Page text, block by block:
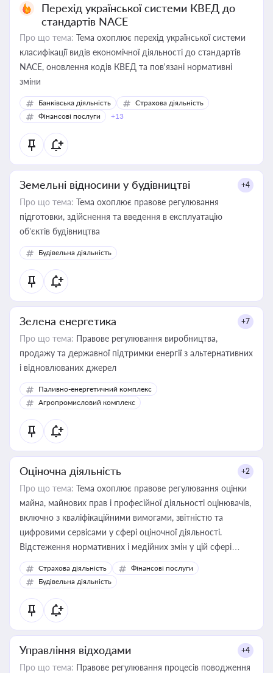
Перехід української системи КВЕД до
стандартів NACE
Про що тема: Тема охоплює перехід української системи
класифікації видів економічної діяльності до стандартів
NACE, оновлення кодів КВЕД та пов'язані нормативні
зміни
Банківська діяльність
Страхова діяльність
Фінансові послуги
+13
Земельні відносини у будівництві +4
Про що тема: Тема охоплює правове регулювання
підготовки, здійснення та введення в експлуатацію
об’єктів будівництва
Будівельна діяльність
Зелена енергетика +7
Про що тема: Правове регулювання виробництва,
продажу та державної підтримки енергії з альтернативних
і відновлюваних джерел
Паливно-енергетичний комплекс
Агропромисловий комплекс
Оціночна діяльність +2
Про що тема: Тема охоплює правове регулювання оцінки
майна, майнових прав і професійної діяльності оцінювачів,
включно з кваліфікаційними вимогами, звітністю та
цифровими сервісами у сфері оціночної діяльності.
Відстеження нормативних і медійних змін у цій сфері
корисне для власника бізнесу, керівника, юриста або
бухгалтера під час оподаткування, приватизації, оренди
державного майна, корпоративних угод і перевірки
статусу суб'єктів оціночної діяльності
Страхова діяльність
Фінансові послуги
Будівельна діяльність
Управління відходами +4
Про що тема: Правове регулювання процесів поводження